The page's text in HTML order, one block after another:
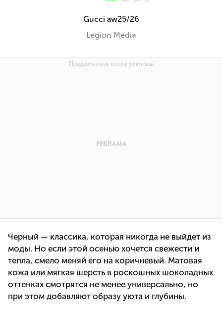
Gucci aw25/26
Legion Media
Черный — классика, которая никогда не выйдет из
моды. Но если этой осенью хочется свежести и
тепла, смело меняй его на коричневый. Матовая
кожа или мягкая шерсть в роскошных шоколадных
оттенках смотрятся не менее универсально, но
при этом добавляют образу уюта и глубины.